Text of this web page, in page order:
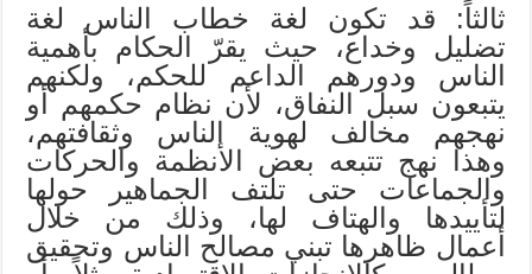
ثالثاً: قد تكون لغة خطاب الناس لغة
تضليل وخداع، حيث يقرّ الحكام بأهمية
الناس ودورهم الداعم للحكم، ولكنهم
يتبعون سبل النفاق، لأن نظام حكمهم أو
نهجهم مخالف لهوية الناس وثقافتهم،
وهذا نهج تتبعه بعض الأنظمة والحركات
والجماعات حتى تلتف الجماهير حولها
لتأييدها والهتاف لها، وذلك من خلال
أعمال ظاهرها تبني مصالح الناس وتحقيق